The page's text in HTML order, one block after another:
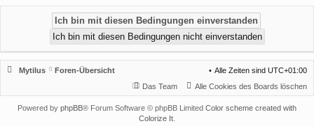
Mytilus Foren-Übersicht Alle Zeiten sind UTC+01:00
Alle Cookies des Boards löschen
Das Team
Powered by phpBB® Forum Software © phpBB Limited Color scheme created with
Colorize It